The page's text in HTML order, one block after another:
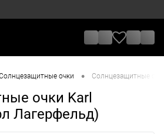
очки • Солнцезащитные
очки Karl
Лагерфельд)